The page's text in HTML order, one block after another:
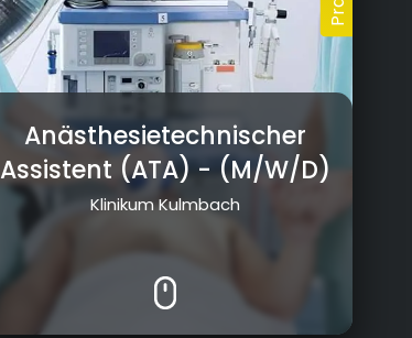
Anästhesietechnischer
Assistent (ATA) - (M/W/D)
Klinikum Kulmbach